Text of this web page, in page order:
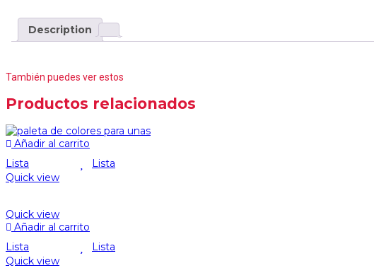
Description
También puedes ver estos
Productos relacionados
Añadir al carrito
Lista
Lista
Quick view
Quick view
Añadir al carrito
Lista
Lista
Quick view